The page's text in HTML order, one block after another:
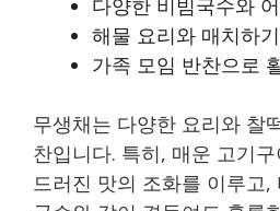
해물 요리와 매치하기
가족 모임 반찬으로
무생채는 다양한 요리와 찰
찬입니다. 특히, 매운 고기
드러진 맛의 조화를 이루고